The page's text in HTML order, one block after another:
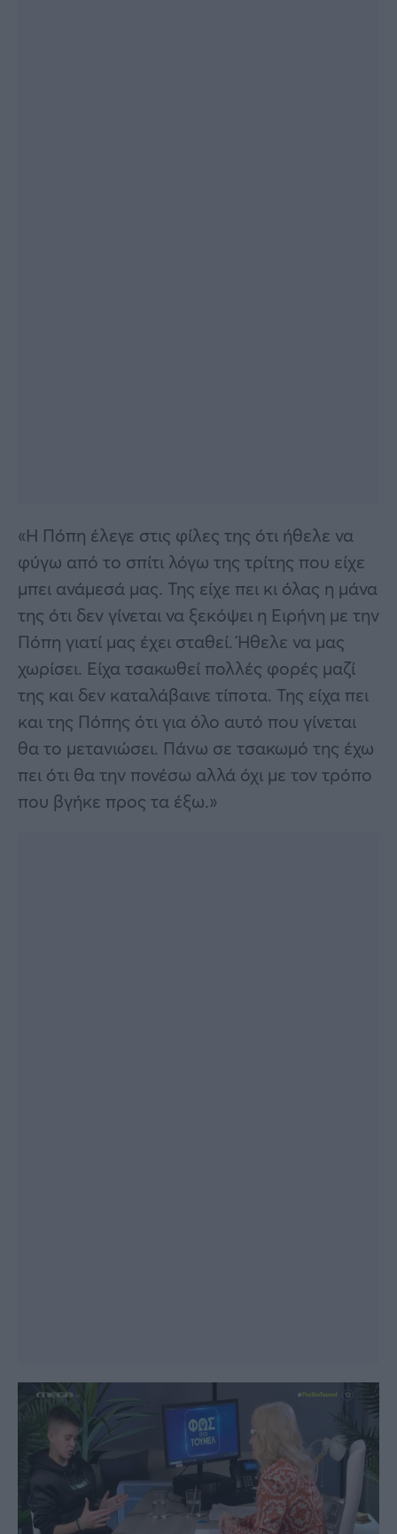
«Η Πόπη έλεγε στις φίλες της ότι ήθελε να
φύγω από το σπίτι λόγω της τρίτης που είχε
μπει ανάμεσά μας. Της είχε πει κι όλας η μάνα
της ότι δεν γίνεται να ξεκόψει η Ειρήνη με την
Πόπη γιατί μας έχει σταθεί. Ήθελε να μας
χωρίσει. Είχα τσακωθεί πολλές φορές μαζί
της και δεν καταλάβαινε τίποτα. Της είχα πει
και της Πόπης ότι για όλο αυτό που γίνεται
θα το μετανιώσει. Πάνω σε τσακωμό της έχω
πει ότι θα την πονέσω αλλά όχι με τον τρόπο
που βγήκε προς τα έξω.»